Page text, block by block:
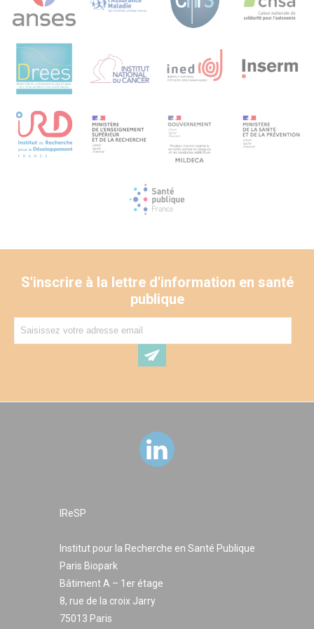
S'inscrire à la lettre d'information en santé
publique
IReSP
Institut pour la Recherche en Santé Publique
Paris Biopark
Bâtiment A – 1er étage
8, rue de la croix Jarry
75013 Paris